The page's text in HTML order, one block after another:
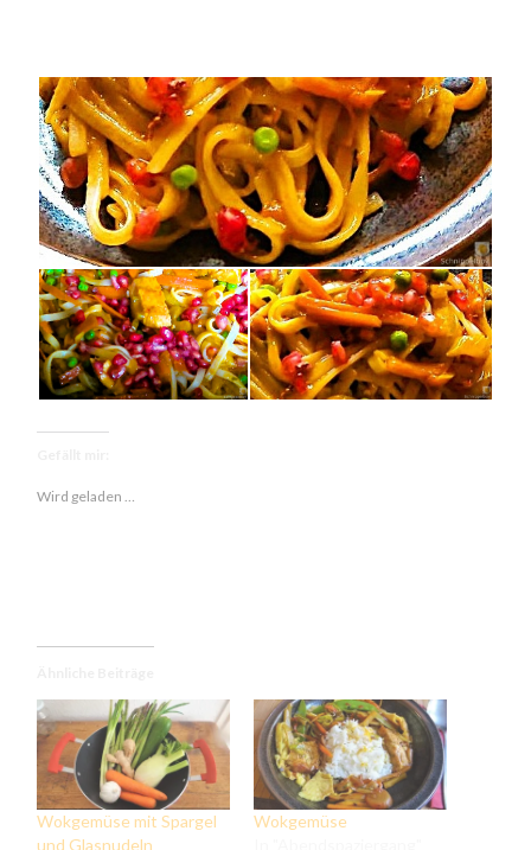
Wird geladen …
Wokgemüse mit Spargel
und Glasnudeln
Wokgemüse